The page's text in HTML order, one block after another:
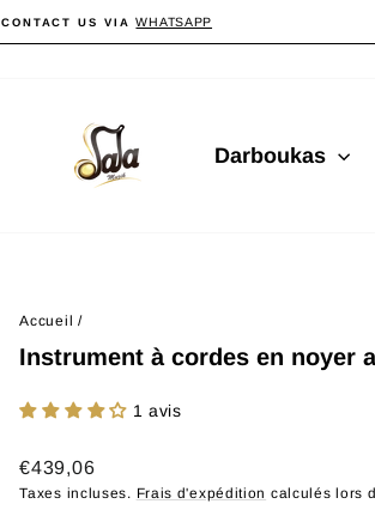
Diaporama
CONTACT US VIA WHATSAPP
Darboukas
Accueil /
Instrument à cordes en noyer
1 avis
Prix
régulier
€439,06
Taxes incluses. Frais d'expédition calculés lors